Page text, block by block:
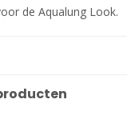
de Aqualung Look.